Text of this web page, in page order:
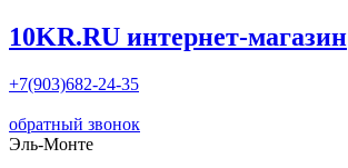
10KR.RU интернет-магазин
+7(903)682-24-35
обратный звонок
Эль-Монте